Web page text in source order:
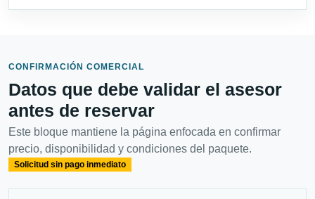
CONFIRMACIÓN COMERCIAL
Datos que debe validar el asesor
antes de reservar
Este bloque mantiene la página enfocada en confirmar
precio, disponibilidad y condiciones del paquete.
Solicitud sin pago inmediato